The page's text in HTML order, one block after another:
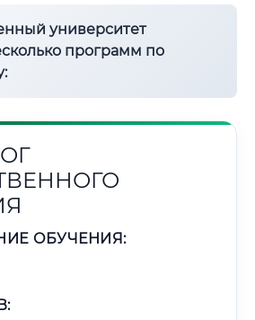
университет
программ по
ОБУЧЕНИЯ: